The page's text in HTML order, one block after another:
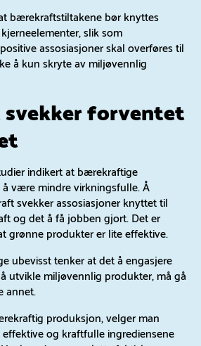
bærekraftstiltakene bør knyttes
slik som
assosiasjoner skal overføres til
å kun skryte av miljøvennlig
forventet
indikert at bærekraftige
være mindre virkningsfulle. Å
svekker assosiasjoner knyttet til
og det å få jobben gjort. Det er
grønne produkter er lite effektive.
ubevisst tenker at det å engasjere
utvikle miljøvennlig produkter, må gå
annet.
produksjon, velger man
og kraftfulle ingrediensene